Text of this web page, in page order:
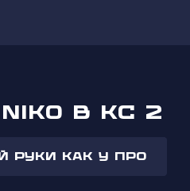
В КС 2
руки как у про